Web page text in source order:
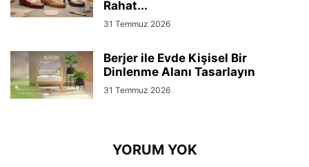
Rahat...
31 Temmuz 2026
Berjer ile Evde Kişisel Bir
Dinlenme Alanı Tasarlayın
31 Temmuz 2026
YORUM YOK